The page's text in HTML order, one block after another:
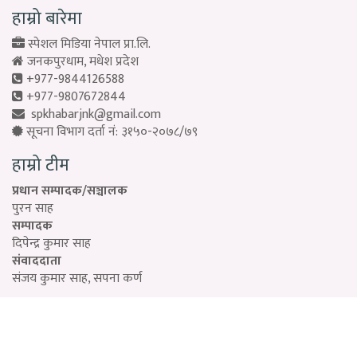
हाम्रो बारेमा
स्पेशल मिडिया नेपाल प्रा.लि.
जनकपुरधाम, मधेश प्रदेश
+977-9844126588
+977-9807672844
spkhabarjnk@gmail.com
सूचना विभाग दर्ता नं: ३१५०-२०७८/७९
हाम्रो टीम
प्रधान सम्पादक/सञ्चालक
पुरन साह
सम्पादक
दिपेन्द्र कुमार साह
संवाददाता
संजय कुमार साह, सपना कर्ण